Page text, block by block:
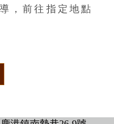
，前往指定地點